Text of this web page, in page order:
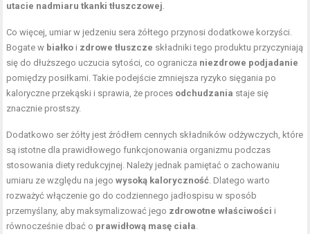
utacie nadmiaru tkanki tłuszczowej.
Co więcej, umiar w jedzeniu sera żółtego przynosi dodatkowe korzyści.
Bogate w białko i zdrowe tłuszcze składniki tego produktu przyczyniają
się do dłuższego uczucia sytości, co ogranicza niezdrowe podjadanie
pomiędzy posiłkami. Takie podejście zmniejsza ryzyko sięgania po
kaloryczne przekąski i sprawia, że proces odchudzania staje się
znacznie prostszy.
Dodatkowo ser żółty jest źródłem cennych składników odżywczych, które
są istotne dla prawidłowego funkcjonowania organizmu podczas
stosowania diety redukcyjnej. Należy jednak pamiętać o zachowaniu
umiaru ze względu na jegowysoką kaloryczność. Dlatego warto
rozważyć włączenie go do codziennego jadłospisu w sposób
przemyślany, aby maksymalizować jego zdrowotne właściwości i
równocześnie dbać o prawidłową masę ciała.